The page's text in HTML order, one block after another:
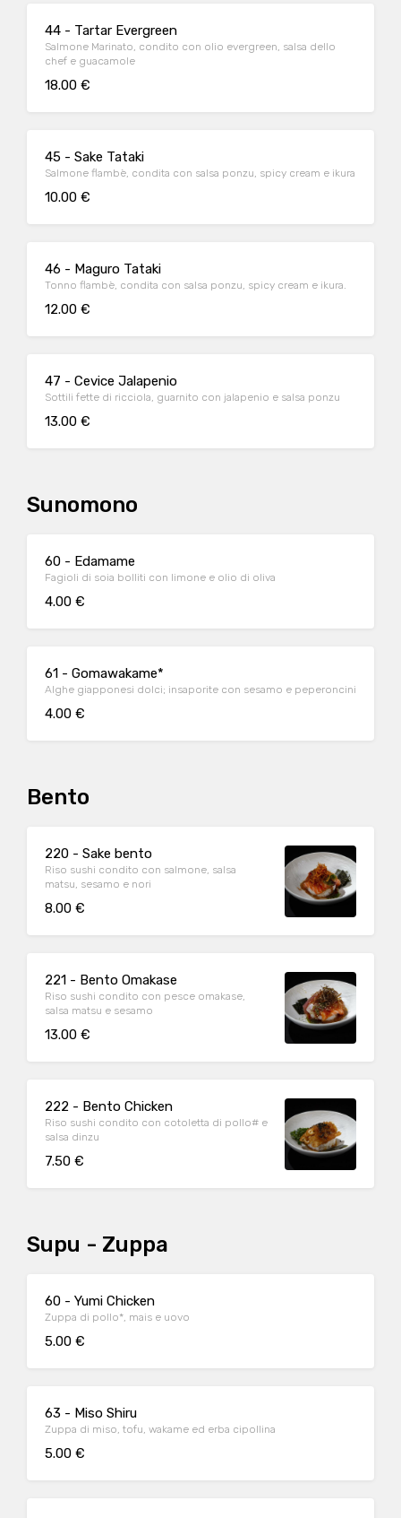
44 - Tartar Evergreen
Salmone Marinato, condito con olio evergreen, salsa dello
chef e guacamole
18.00 €
45 - Sake Tataki
Salmone flambè, condita con salsa ponzu, spicy cream e ikura
10.00 €
46 - Maguro Tataki
Tonno flambè, condita con salsa ponzu, spicy cream e ikura.
12.00 €
47 - Cevice Jalapenio
Sottili fette di ricciola, guarnito con jalapenio e salsa ponzu
13.00 €
Sunomono
60 - Edamame
Fagioli di soia bolliti con limone e olio di oliva
4.00 €
61 - Gomawakame*
Alghe giapponesi dolci; insaporite con sesamo e peperoncini
4.00 €
Bento
220 - Sake bento
Riso sushi condito con salmone, salsa
matsu, sesamo e nori
8.00 €
221 - Bento Omakase
Riso sushi condito con pesce omakase,
salsa matsu e sesamo
13.00 €
222 - Bento Chicken
Riso sushi condito con cotoletta di pollo# e
salsa dinzu
7.50 €
Supu - Zuppa
60 - Yumi Chicken
Zuppa di pollo*, mais e uovo
5.00 €
63 - Miso Shiru
Zuppa di miso, tofu, wakame ed erba cipollina
5.00 €